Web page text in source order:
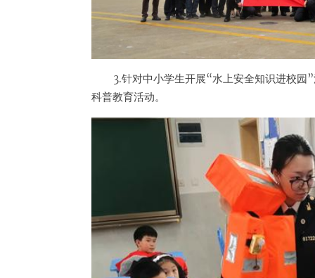
3.针对中小学生开展“水上安全知识进校园
科普教育活动。